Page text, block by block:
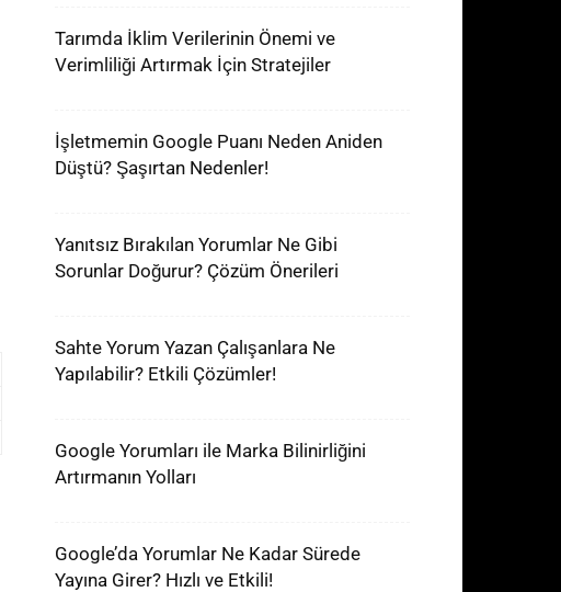
Tarımda İklim Verilerinin Önemi ve
Verimliliği Artırmak İçin Stratejiler
İşletmemin Google Puanı Neden Aniden
Düştü? Şaşırtan Nedenler!
Yanıtsız Bırakılan Yorumlar Ne Gibi
Sorunlar Doğurur? Çözüm Önerileri
Sahte Yorum Yazan Çalışanlara Ne
Yapılabilir? Etkili Çözümler!
Google Yorumları ile Marka Bilinirliğini
Artırmanın Yolları
Google’da Yorumlar Ne Kadar Sürede
Yayına Girer? Hızlı ve Etkili!